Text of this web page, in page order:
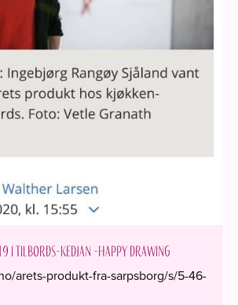
i Tilbords-kedjan -Happy drawing
arets-produkt-fra-sarpsborg/s/5-46-